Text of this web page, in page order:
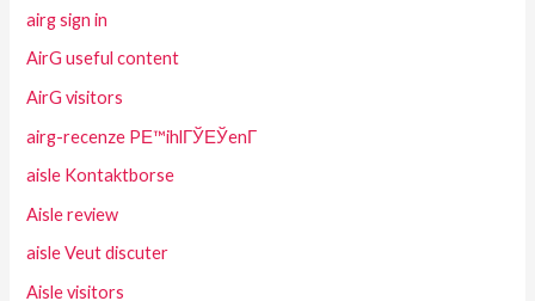
airg sign in
AirG useful content
AirG visitors
airg-recenze PЕ™ihlГЎЕЎenГ­
aisle Kontaktborse
Aisle review
aisle Veut discuter
Aisle visitors